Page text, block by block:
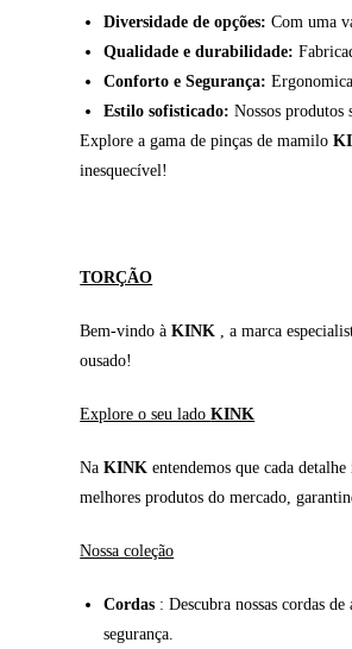
Diversidade de opções: Com uma
Qualidade e durabilidade:
Conforto e Segurança:
Estilo sofisticado: Nossos produtos
Explore a gama de pinças de mamilo
inesquecível!
TORÇÃO
Bem-vindo àKINK , a marca
ousado!
Explore o seu ladoKINK
NaKINK entendemos que cada
melhores produtos do mercado,
Nossa coleção
Cordas : Descubra nossas cordas
segurança.